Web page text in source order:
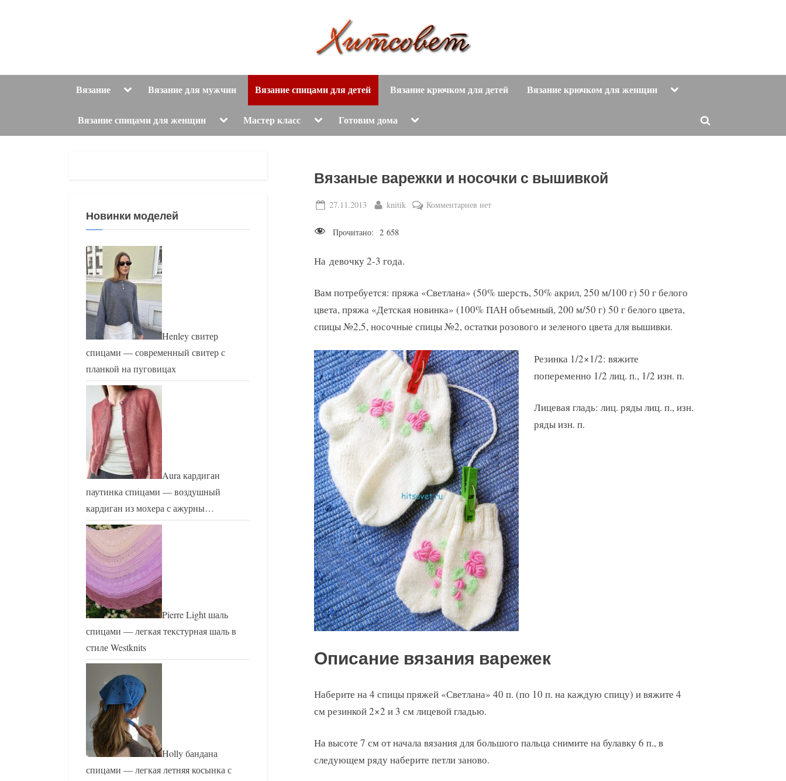
и
т
о
в
е
вязание
с
описанием
и
Вязание ToggleВязание для мужчин Вязание спицами для детей Вязание крючком для детей Вязание крючком для женщин Toggle
Вязание спицами для женщин Toggle
menu
Мастер класс Toggle
menu
Готовим дома Toggle
menu
Toggle
Вязаные варежки и носочки с вышивкой
Posted
27.11.2013 By
knitik Комментариев к
с
вышивкой
нет
Прочитано: 2 658
На девочку 2-3 года.
Вам потребуется: пряжа «Светлана» (50% шерсть, 50% акрил, 250 м/100 г) 50 г белого
цвета, пряжа «Детская новинка» (100% ПАН объемный, 200 м/50 г) 50 г белого цвета,
спицы №2,5, носочные спицы №2, остатки розового и зеленого цвета для вышивки.
Резинка 1/2×1/2: вяжите
попеременно 1/2 лиц. п., 1/2 изн. п.
Лицевая гладь: лиц. ряды лиц. п., изн.
ряды изн. п.
Описание вязания варежек
Наберите на 4 спицы пряжей «Светлана» 40 п. (по 10 п. на каждую спицу) и вяжите 4
см резинкой 2×2 и 3 см лицевой гладью.
На высоте 7 см от начала вязания для большого пальца снимите на булавку 6 п., в
следующем ряду наберите петли заново.
Новинки моделей
Henley свитер
спицами — современный свитер с
планкой на пуговицах
Aura кардиган
паутинка спицами — воздушный
кардиган из мохера с ажурны…
Pierre Light шаль
спицами — легкая текстурная шаль в
стиле Westknits
Holly бандана
спицами — легкая летняя косынка с